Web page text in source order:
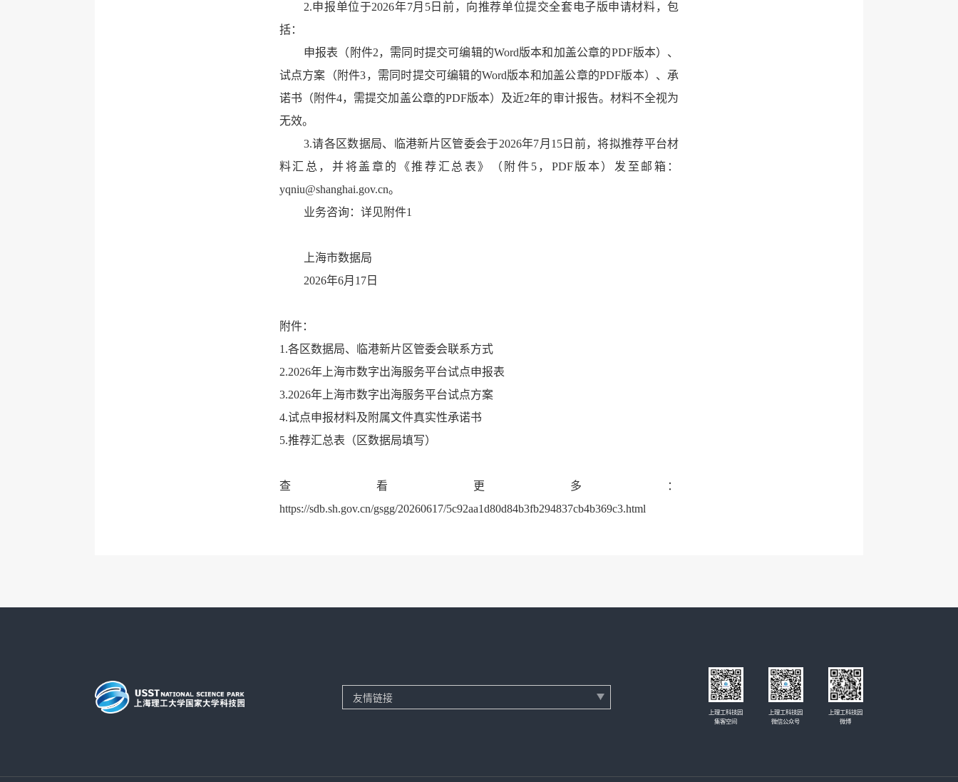
2.申报单位于2026年7月5日前，向推荐单位提交全套电子版申请材料，包
括：
申报表（附件2，需同时提交可编辑的Word版本和加盖公章的PDF版本）、
试点方案（附件3，需同时提交可编辑的Word版本和加盖公章的PDF版本）、承
诺书（附件4，需提交加盖公章的PDF版本）及近2年的审计报告。材料不全视为
无效。
3.请各区数据局、临港新片区管委会于2026年7月15日前，将拟推荐平台材
料汇总，并将盖章的《推荐汇总表》（附件5，PDF版本）发至邮箱：
yqniu@shanghai.gov.cn。
业务咨询：详见附件1
上海市数据局
2026年6月17日
附件：
1.各区数据局、临港新片区管委会联系方式
2.2026年上海市数字出海服务平台试点申报表
3.2026年上海市数字出海服务平台试点方案
4.试点申报材料及附属文件真实性承诺书
5.推荐汇总表（区数据局填写）
查看更多：
https://sdb.sh.gov.cn/gsgg/20260617/5c92aa1d80d84b3fb294837cb4b369c3.html
上理工科技园
集客空间
上理工科技园
微信公众号
上理工科技园
微博